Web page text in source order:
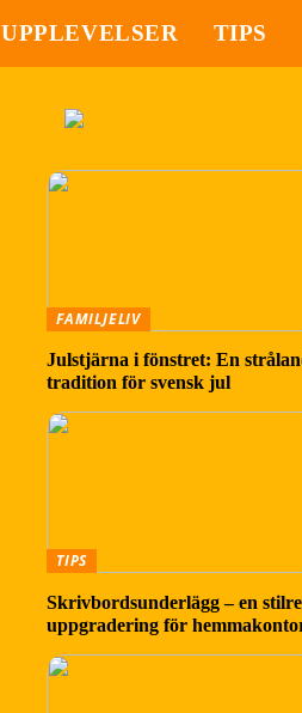
UPPLEVELSER TIPS
FAMILJELIV
Julstjärna i fönstret: En
tradition för svensk jul
TIPS
Skrivbordsunderlägg – en
uppgradering för